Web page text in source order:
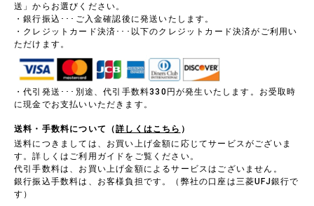
送」からお選びください。
・銀行振込･･･ご入金確認後に発送いたします。
・クレジットカード決済･･･以下のクレジットカード決済がご利用い
ただけます。
・代引発送･･･別途、代引手数料330円が発生いたします。お受取時
に現金でお支払いいただきます。
送料・手数料について（詳しくはこちら ）
送料につきましては、お買い上げ金額に応じてサービスがございま
す。詳しくはご利用ガイドをご覧ください。
代引手数料は、お買い上げ金額によるサービスはございません。
銀行振込手数料は、お客様負担です。（弊社の口座は三菱UFJ銀行で
す）